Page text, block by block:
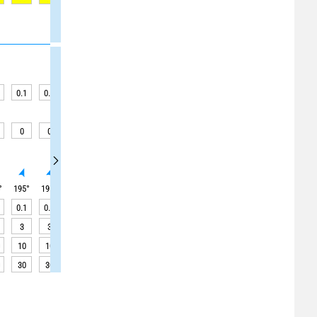
0.1 0.1
0 0
195° 195
0.1 0.1
3 3
10 10
30 30